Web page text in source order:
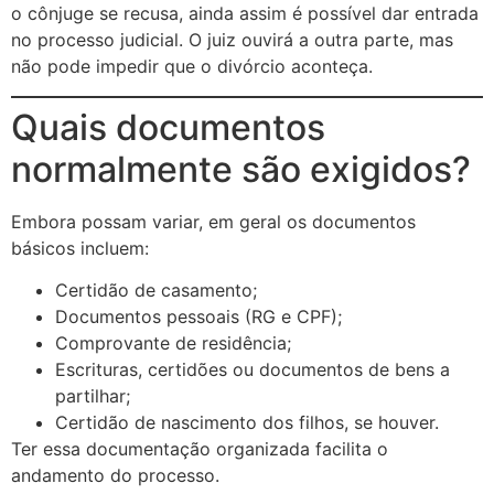
o cônjuge se recusa, ainda assim é possível dar entrada
no processo judicial. O juiz ouvirá a outra parte, mas
não pode impedir que o divórcio aconteça.
Quais documentos
normalmente são exigidos?
Embora possam variar, em geral os documentos
básicos incluem:
Certidão de casamento;
Documentos pessoais (RG e CPF);
Comprovante de residência;
Escrituras, certidões ou documentos de bens a
partilhar;
Certidão de nascimento dos filhos, se houver.
Ter essa documentação organizada facilita o
andamento do processo.